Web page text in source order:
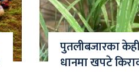
पुतलीबजारका
धानमा खपटे